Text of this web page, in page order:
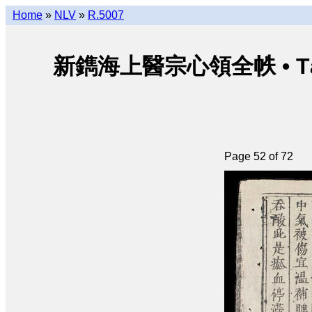
Home » NLV » R.5007
新鐫海上醫宗心領全帙
Page 52 of 72